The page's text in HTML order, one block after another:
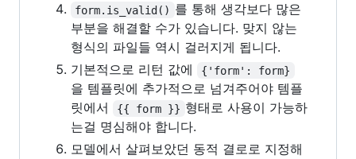
form.is_valid() 를 통해 생각보다 많은
부분을 해결할 수가 있습니다. 맞지 않는
형식의 파일들 역시 걸러지게 됩니다.
기본적으로 리턴 값에
{'form': form}
을 템플릿에 추가적으로 넘겨주어야 템플
릿에서
{{ form }} 형태로 사용이 가능하
는걸 명심해야 합니다.
모델에서 살펴보았던 동적 결로로 지정해